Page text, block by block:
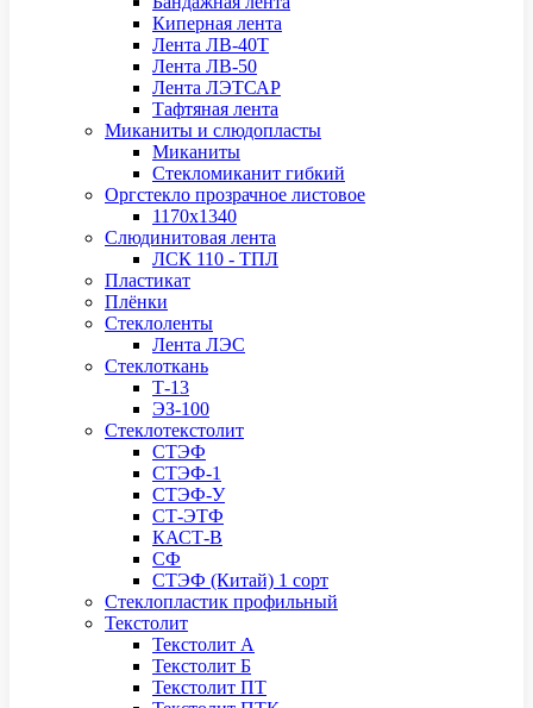
Киперная лента
Лента ЛВ-40Т
Лента ЛВ-50
Лента ЛЭТСАР
Тафтяная лента
Миканиты и слюдопласты
Миканиты
Стекломиканит гибкий
Оргстекло прозрачное листовое
1170х1340
Слюдинитовая лента
ЛСК 110 - ТПЛ
Пластикат
Плёнки
Стеклоленты
Лента ЛЭС
Стеклоткань
Т-13
ЭЗ-100
Стеклотекстолит
СТЭФ
СТЭФ-1
СТЭФ-У
СТ-ЭТФ
КАСТ-В
СФ
СТЭФ (Китай) 1 сорт
Стеклопластик профильный
Текстолит
Текстолит А
Текстолит Б
Текстолит ПТ